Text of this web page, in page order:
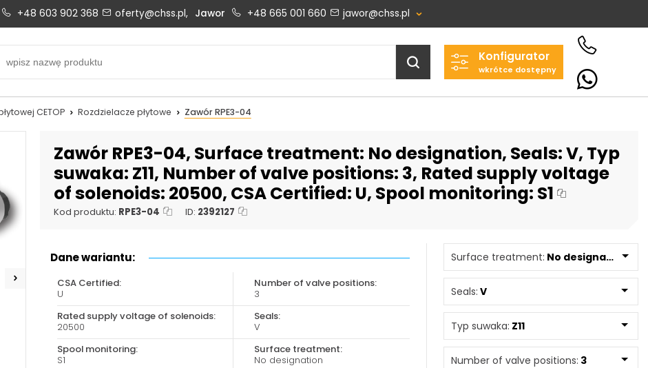
Biuro obsługi klienta:
+48 603 902 368
+48 603 902 368
288
Uszczelnienia techniczne:
+48 669 834 274
Magazyn 24H:
Biuro obsługi klienta:
+48 535 424 483
+48 665 001 660
Magazyn 24H:
+48 665 001 770
Projektowanie i budowa
układów:
POWER HYDRAULICS
58-100 Świdnica, ul. Bystrzycka 17,
POLSKA
NIP: PL 884 282 31 43
KRS: 0001073679
Projekty:
+48 732 527 128
info@powerhydraulics.eu
www.powerhydraulics.eu
Engineering for motion
+48 603 902 368 oferty@chss.pl, Jawor +48 665 001 660 jawor@chss.pl
Konfigurator
wkrótce dostępny
CETOP Rozdzielacze płytowe Zawór RPE3-04
Zawór RPE3-04, Surface treatment: No designation, Seals: V, Typ
suwaka: Z11, Number of valve positions: 3, Rated supply voltage
of solenoids: 20500, CSA Certified: U, Spool monitoring: S1
Kod produktu: RPE3-04 ID: 2392127
Dane wariantu:
CSA Certified:
U
Number of valve positions:
3
Rated supply voltage of solenoids:
20500
Seals:
V
Spool monitoring:
S1
Surface treatment:
No designation
Surface treatment: No designation
Seals: V
Typ suwaka: Z11
Number of valve positions: 3